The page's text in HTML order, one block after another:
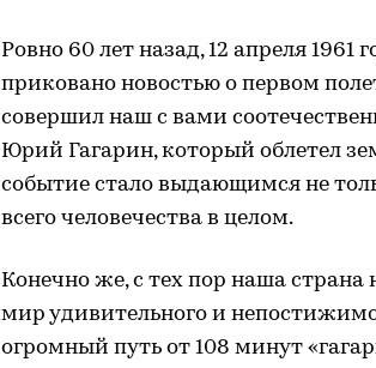
Ровно 60 лет назад, 12 апреля
приковано новостью о первом
совершил наш с вами
Юрий Гагарин, который облетел
событие стало выдающимся не
всего человечества в целом.
Конечно же, с тех пор наша
мир удивительного и
огромный путь от 108 минут